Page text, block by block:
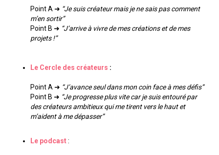
Point A ➜ “Je suis créateur mais je ne sais pas comment
m’en sortir”
Point B ➜ “J’arrive à vivre de mes créations et de mes
projets !”
Le Cercle des créateurs :
Point A ➜ “J’avance seul dans mon coin face à mes défis”
Point B ➜ “Je progresse plus vite car je suis entouré par
des créateurs ambitieux qui me tirent vers le haut et
m’aident à me dépasser”
Le podcast: